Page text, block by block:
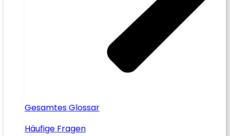
Gesamtes Glossar
Häufige Fragen